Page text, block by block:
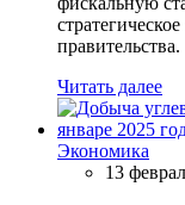
правительства.
Читать далее
Экономика
13